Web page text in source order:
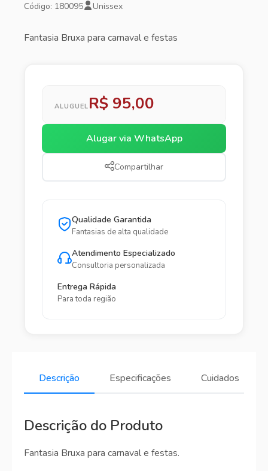
Código: 180095 Unissex
Fantasia Bruxa para carnaval e festas
ALUGUEL R$ 95,00
Alugar via WhatsApp
Compartilhar
Qualidade Garantida
Fantasias de alta qualidade
Atendimento Especializado
Consultoria personalizada
Entrega Rápida
Para toda região
Descrição Especificações Cuidados
Descrição do Produto
Fantasia Bruxa para carnaval e festas.